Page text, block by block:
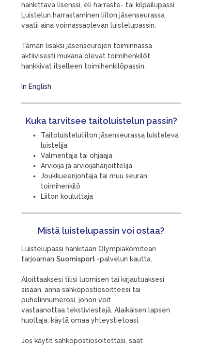
hankittava lisenssi, eli harraste- tai kilpailupassi.
Luistelun harrastaminen liiton jäsenseurassa
vaatii aina voimassaolevan luistelupassin.
Tämän lisäksi jäsenseurojen toiminnassa
aktiivisesti mukana olevat toimihenkilöt
hankkivat itselleen toimihenkilöpassin.
In English
Kuka tarvitsee taitoluistelun passin?
Taitoluisteluliiton jäsenseurassa luisteleva
luistelija
Valmentaja tai ohjaaja
Arvioija ja arvioijaharjoittelija
Joukkueenjohtaja tai muu seuran
toimihenkilö
Liiton kouluttaja
Mistä luistelupassin voi ostaa?
Luistelupassi hankitaan Olympiakomitean
tarjoaman Suomisport -palvelun kautta.
Aloittaaksesi tilisi luomisen tai kirjautuaksesi
sisään, anna sähköpostiosoitteesi tai
puhelinnumerosi, johon voit
vastaanottaa tekstiviestejä. Alaikäisen lapsen
huoltaja: käytä omaa yhteystietoasi.
Jos käytit sähköpostiosoitettasi, saat